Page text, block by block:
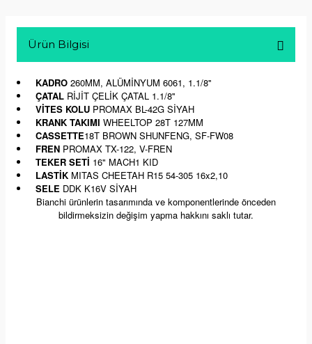
Ürün Bilgisi
KADRO 260MM, ALÜMİNYUM 6061, 1.1/8''
ÇATAL RİJİT ÇELİK ÇATAL 1.1/8''
VİTES KOLU PROMAX BL-42G SİYAH
KRANK TAKIMI WHEELTOP 28T 127MM
CASSETTE18T BROWN SHUNFENG, SF-FW08
FREN PROMAX TX-122, V-FREN
TEKER SETİ 16" MACH1 KID
LASTİK MITAS CHEETAH R15 54-305 16x2,10
SELE DDK K16V SİYAH
Bianchi ürünlerin tasarımında ve komponentlerinde önceden
bildirmeksizin değişim yapma hakkını saklı tutar.